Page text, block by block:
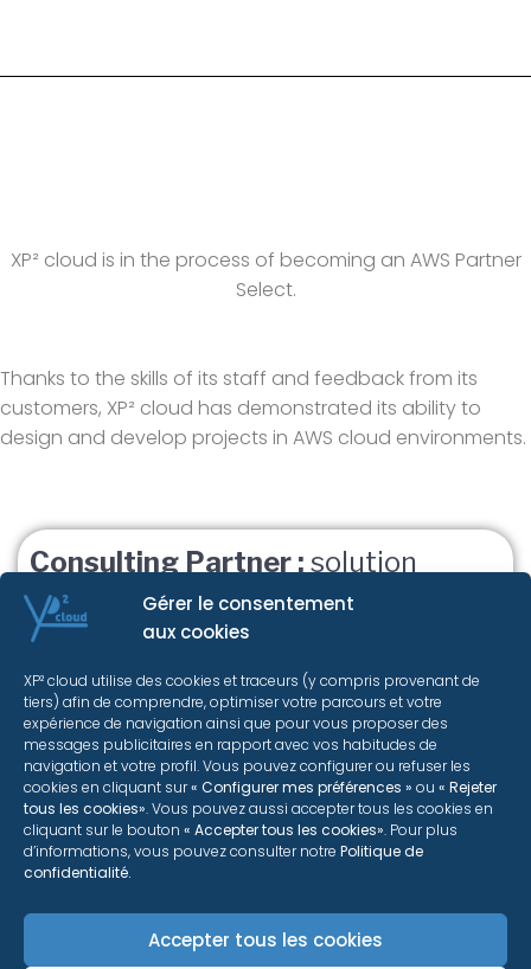
Gérer le consentement
aux cookies
XP² cloud utilise des cookies et traceurs (y compris provenant de
tiers) afin de comprendre, optimiser votre parcours et votre
expérience de navigation ainsi que pour vous proposer des
messages publicitaires en rapport avec vos habitudes de
navigation et votre profil. Vous pouvez configurer ou refuser les
cookies en cliquant sur« Configurer mes préférences » ou « Rejeter
tous les cookies». Vous pouvez aussi accepter tous les cookies en
cliquant sur le bouton « Accepter tous les cookies». Pour plus
d’informations, vous pouvez consulter notre Politique de
confidentialité.
Accepter tous les cookies
XP² cloud is in the process of becoming an AWS Partner
Select.
Thanks to the skills of its staff and feedback from its
customers, XP² cloud has demonstrated its ability to
design and develop projects in AWS cloud environments.
Consulting Partner : solution
integrator in AWS cloud
Training :training in AWS cloud
solutions
More information